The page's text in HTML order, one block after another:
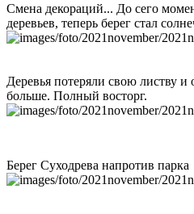
Смена декораций... До сего
деревьев, теперь берег стал
Деревья потеряли свою листву и
больше. Полный восторг.
Берег Суходрева напротив парка